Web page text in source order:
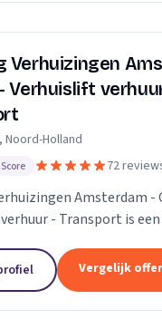
Verhuizingen
Verhuislift
Holland
72
Amsterdam -
- Transport is
Vergelijk